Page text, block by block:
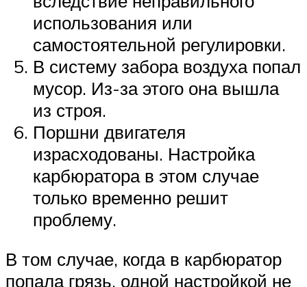
использования или
самостоятельной регулировки.
В систему забора воздуха попал
мусор. Из-за этого она вышла
из строя.
Поршни двигателя
израсходованы. Настройка
карбюратора в этом случае
только временно решит
проблему.
В том случае, когда в карбюратор
попала грязь, одной настройкой не